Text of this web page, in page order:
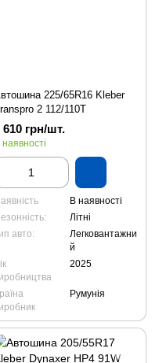
225/65R16 Kleber
2 112/110T
610 грн/шт.
наявності
В наявності
Літні
авто:
Легковантажни
й
2025
Румунія